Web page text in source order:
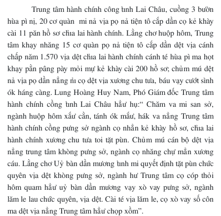
Trung tâm hành chính công tỉnh Lai Châu, cuồng 3 bườn
hùa pì nị, 20 cơ quàn mi nả vịa pọ nả tiện tô cắp dần cọ kẻ khày
cài 11 păn hồ sơ chỉa lai hành chính. Lằng chơ huộp hôm, Trung
tâm khạy nhăng 15 cơ quàn pọ nả tiện tô cắp dần dệt vịa cánh
chấp năm 1.570 vịa dệt chỉa lai hành chính cánh té hùa pì ma họt
khạy pằn pâng pày mỏi mự kẻ khày cài 200 hồ sơ; chủm mú dệt
nả vịa pọ dần nẳng nỉ cọ dệt vịa xương chu tưa, báu vạy cướt sình
ók háng càng. Lung Hoàng Huy Nam, Phó Giám đốc Trung tâm
hành chính cồng tỉnh Lai Châu hẳư hụ:“ Chăm va mi san sở,
ngành huộp hôm xắư cằn, tánh ók mắư, hák va nẳng Trung tâm
hành chính cồng pưng sở ngành cọ nhẳn kẻ khày hồ sơ, chỉa lai
hành chính xương chu tưa toi tặt pùn. Chủm mú cán bộ dệt vịa
nẳng trung tâm khòng pưng sở, ngành cọ nhăng chự mẳn xương
cáu. Lằng chơ Uỷ bàn dần mương tỉnh mi quyết định tặt pùn chức
quyên vịa dệt khòng pưng sở, ngành hư Trung tâm cọ cóp thỏi
hôm quam hẳư uỷ bàn dần mương vạy xò vay pưng sở, ngành
lăm le lau chức quyên, vịa dệt. Cài té vịa lăm le, cọ xò vay số côn
ma dệt vịa nẳng Trung tâm hẳư chọp xồm”.